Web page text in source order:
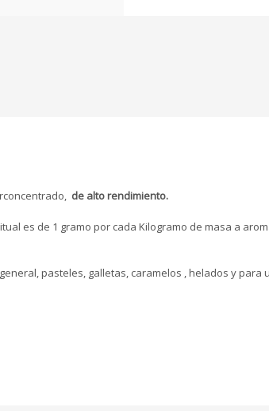
de alto rendimiento.
es de 1 gramo por cada Kilogramo de masa a
pasteles, galletas, caramelos , helados y